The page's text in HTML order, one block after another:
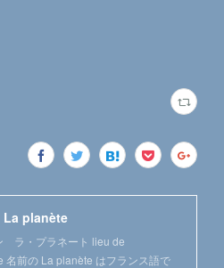
planète
ラ・プラネート lieu de
名前の La planète はフランス語で